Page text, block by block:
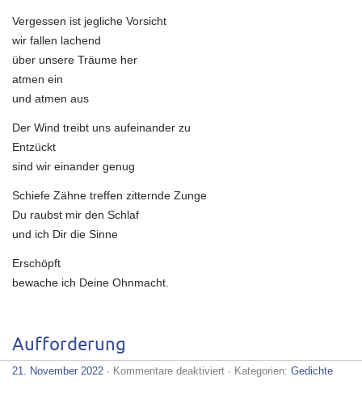
Vergessen ist jegliche Vorsicht
wir fallen lachend
über unsere Träume her
atmen ein
und atmen aus
Der Wind treibt uns aufeinander zu
Entzückt
sind wir einander genug
Schiefe Zähne treffen zitternde Zunge
Du raubst mir den Schlaf
und ich Dir die Sinne
Erschöpft
bewache ich Deine Ohnmacht.
Aufforderung
21. November 2022 · Kommentare deaktiviertfür· Kategorien: Gedichte